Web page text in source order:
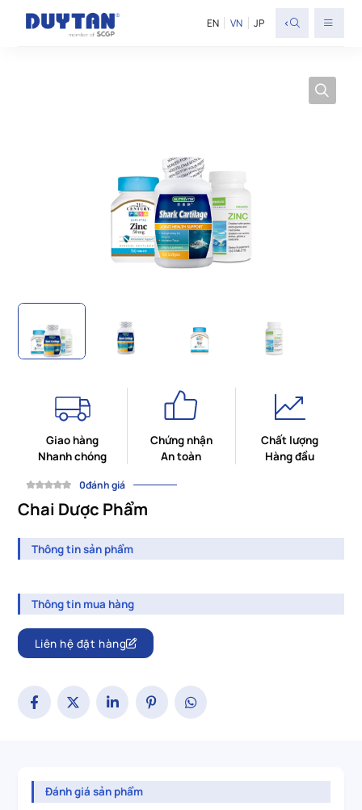
EN VN JP <
Giao hàng
Nhanh chóng
Chứng nhận
An toàn
Chất lượng
Hàng đầu
0đánh giá
Chai Dược Phẩm
Thông tin sản phẩm
Thông tin mua hàng
Liên hệ đặt hàng
Đánh giá sản phẩm